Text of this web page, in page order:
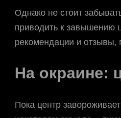
Однако не стоит
приводить к завышению
рекомендации и отзывы,
На окраине:
Пока центр